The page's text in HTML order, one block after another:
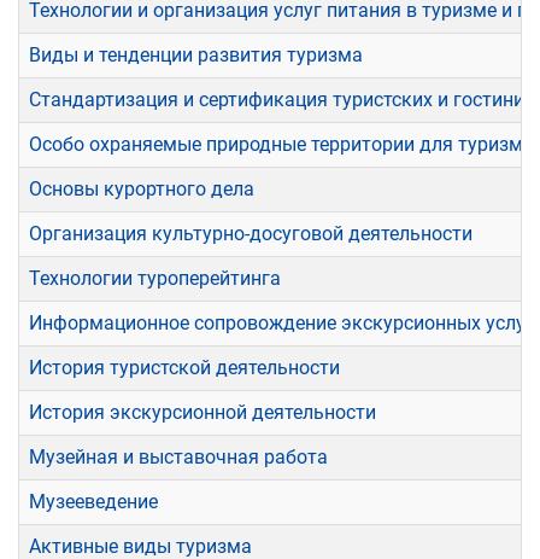
Технологии и организация услуг питания в туризме и
Виды и тенденции развития туризма
Стандартизация и сертификация туристских и
Особо охраняемые природные территории для туризма
Основы курортного дела
Организация культурно-досуговой деятельности
Технологии туроперейтинга
Информационное сопровождение экскурсионных услуг
История туристской деятельности
История экскурсионной деятельности
Музейная и выставочная работа
Музееведение
Активные виды туризма